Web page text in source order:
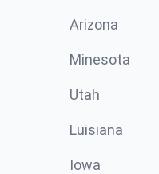
Arizona
Minesota
Utah
Luisiana
Iowa